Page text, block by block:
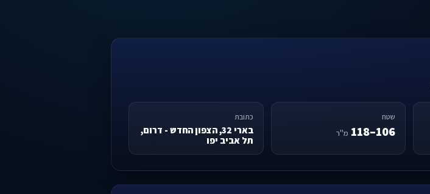
שטח
106–118 מ"ר
כתובת
בארי 32, הצפון החדש - דרום,
תל אביב יפו